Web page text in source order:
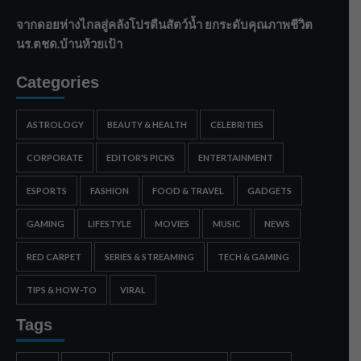
จากดอยห่างไกลสู่คลังโปรตีนสัตว์น้ำ ยกระดับคุณภาพชีวิต
นร.ตชด.บ้านห้วยเป้า
Categories
ASTROLOGY BEAUTY & HEALTH CELEBRITIES
CORPORATE EDITOR'S PICKS ENTERTAINMENT
ESPORTS FASHION FOOD & TRAVEL GADGETS
GAMING LIFESTYLE MOVIES MUSIC NEWS
RED CARPET SERIES & STREAMING TECH & GAMING
TIPS & HOW-TO VIRAL
Tags